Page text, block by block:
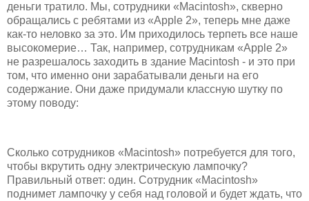
деньги тратило. Мы, сотрудники «Macintosh», скверно
обращались с ребятами из «Apple 2», теперь мне даже
как-то неловко за это. Им приходилось терпеть все наше
высокомерие… Так, например, сотрудникам «Apple 2»
не разрешалось заходить в здание Macintosh - и это при
том, что именно они зарабатывали деньги на его
содержание. Они даже придумали классную шутку по
этому поводу:
Сколько сотрудников «Macintosh» потребуется для того,
чтобы вкрутить одну электрическую лампочку?
Правильный ответ: один. Сотрудник «Macintosh»
поднимет лампочку у себя над головой и будет ждать, что